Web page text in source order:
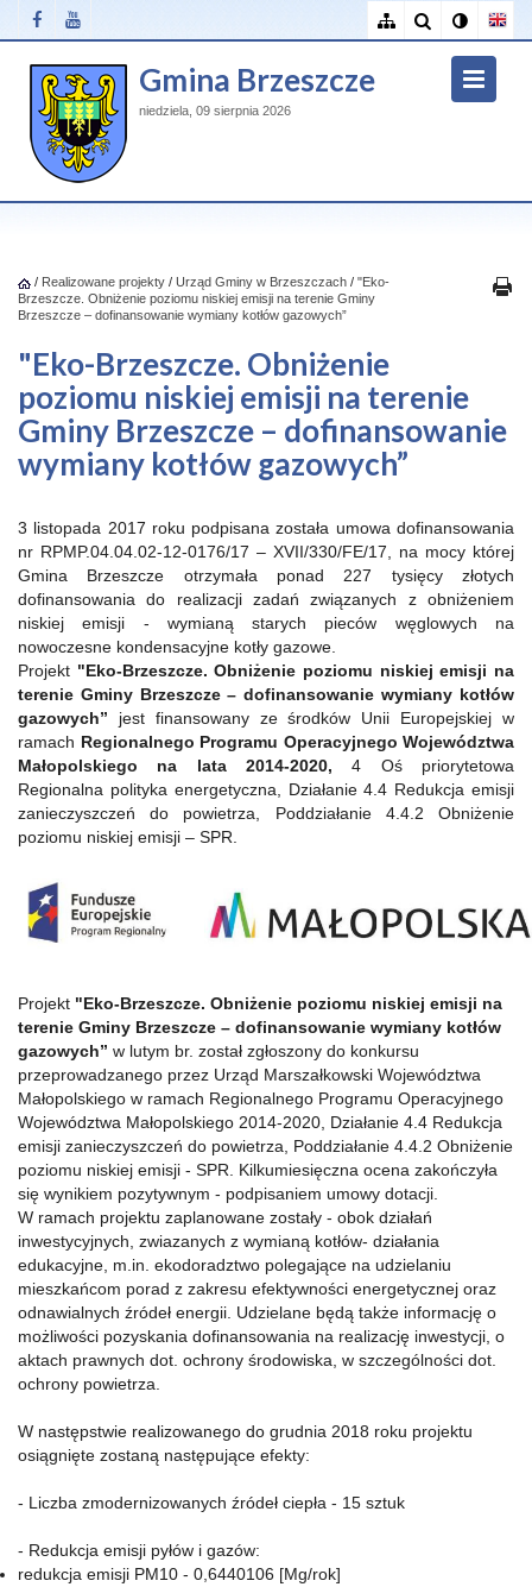
Gmina Brzeszcze
niedziela, 09 sierpnia 2026
/ Realizowane projekty / Urząd Gminy w Brzeszczach / "Eko-
Brzeszcze. Obniżenie poziomu niskiej emisji na terenie Gminy
Brzeszcze – dofinansowanie wymiany kotłów gazowych”
"Eko-Brzeszcze. Obniżenie
poziomu niskiej emisji na terenie
Gminy Brzeszcze – dofinansowanie
wymiany kotłów gazowych”
3 listopada 2017 roku podpisana została umowa dofinansowania
nr RPMP.04.04.02-12-0176/17 – XVII/330/FE/17, na mocy której
Gmina Brzeszcze otrzymała ponad 227 tysięcy złotych
dofinansowania do realizacji zadań związanych z obniżeniem
niskiej emisji - wymianą starych pieców węglowych na
nowoczesne kondensacyjne kotły gazowe.
Projekt "Eko-Brzeszcze. Obniżenie poziomu niskiej emisji na
terenie Gminy Brzeszcze – dofinansowanie wymiany kotłów
gazowych” jest finansowany ze środków Unii Europejskiej w
ramach Regionalnego Programu Operacyjnego Województwa
Małopolskiego na lata 2014-2020, 4 Oś priorytetowa
Regionalna polityka energetyczna, Działanie 4.4 Redukcja emisji
zanieczyszczeń do powietrza, Poddziałanie 4.4.2 Obniżenie
poziomu niskiej emisji – SPR.
Projekt "Eko-Brzeszcze. Obniżenie poziomu niskiej emisji na
terenie Gminy Brzeszcze – dofinansowanie wymiany kotłów
gazowych” w lutym br. został zgłoszony do konkursu
przeprowadzanego przez Urząd Marszałkowski Województwa
Małopolskiego w ramach Regionalnego Programu Operacyjnego
Województwa Małopolskiego 2014-2020, Działanie 4.4 Redukcja
emisji zanieczyszczeń do powietrza, Poddziałanie 4.4.2 Obniżenie
poziomu niskiej emisji - SPR. Kilkumiesięczna ocena zakończyła
się wynikiem pozytywnym - podpisaniem umowy dotacji.
W ramach projektu zaplanowane zostały - obok działań
inwestycyjnych, zwiazanych z wymianą kotłów- działania
edukacyjne, m.in. ekodoradztwo polegające na udzielaniu
mieszkańcom porad z zakresu efektywności energetycznej oraz
odnawialnych źródeł energii. Udzielane będą także informację o
możliwości pozyskania dofinansowania na realizację inwestycji, o
aktach prawnych dot. ochrony środowiska, w szczególności dot.
ochrony powietrza.
W następstwie realizowanego do grudnia 2018 roku projektu
osiągnięte zostaną następujące efekty:
- Liczba zmodernizowanych źródeł ciepła - 15 sztuk
- Redukcja emisji pyłów i gazów:
redukcja emisji PM10 - 0,6440106 [Mg/rok]